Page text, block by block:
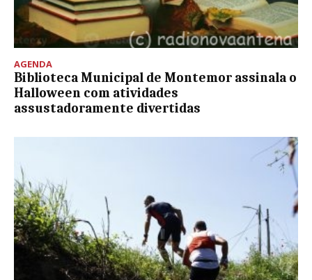
AGENDA
Biblioteca Municipal de Montemor assinala o
Halloween com atividades
assustadoramente divertidas